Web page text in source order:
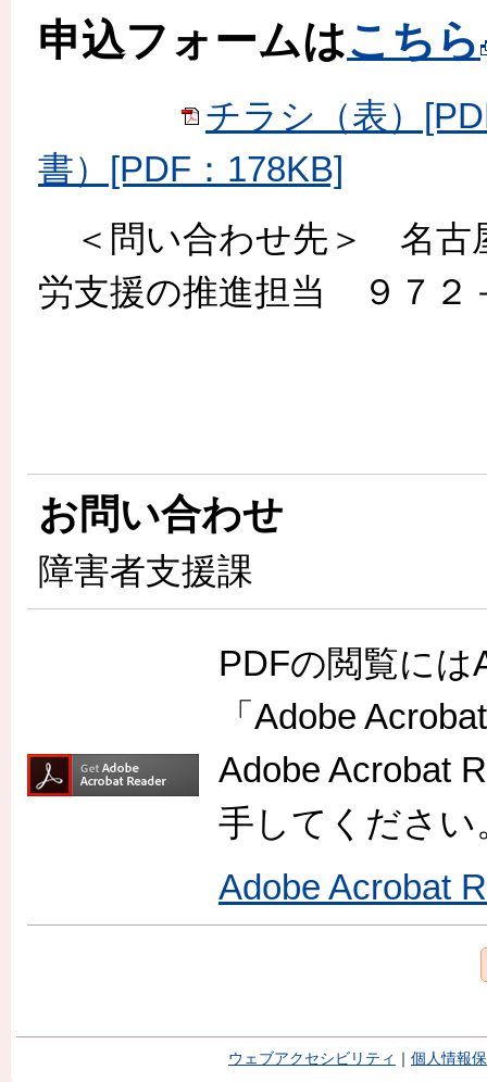
申込フォームはこちら
チラシ（表）
書）[PDF：178KB]
＜問い合わせ先＞ 名古
労支援の推進担当 ９７２
お問い合わせ
障害者支援課
PDFの閲覧に
「Adobe
Adobe Acrobat
手してください
Adobe Acrobat
ウェブアクセシビリティ 個人情報